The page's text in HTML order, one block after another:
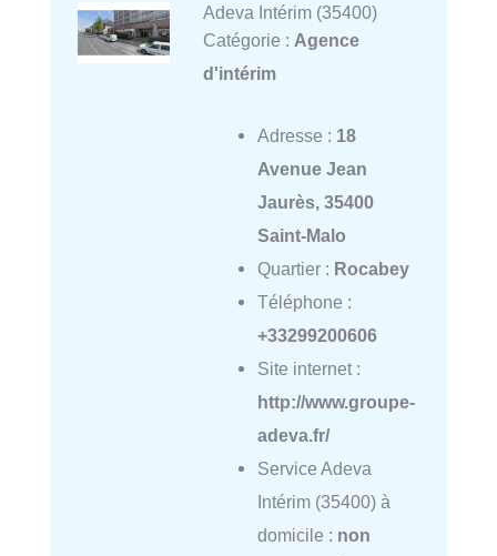
Adeva Intérim (35400)
Catégorie : Agence
d'intérim
Adresse : 18
Avenue Jean
Jaurès, 35400
Saint-Malo
Quartier : Rocabey
Téléphone :
+33299200606
Site internet :
http://www.groupe-
adeva.fr/
Service Adeva
Intérim (35400) à
domicile : non